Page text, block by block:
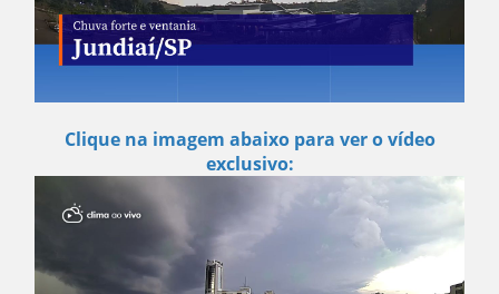
Clique na imagem abaixo para ver o vídeo
exclusivo: